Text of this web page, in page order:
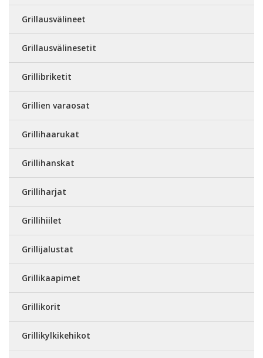
Grillausvälineet
Grillausvälinesetit
Grillibriketit
Grillien varaosat
Grillihaarukat
Grillihanskat
Grilliharjat
Grillihiilet
Grillijalustat
Grillikaapimet
Grillikorit
Grillikylkikehikot